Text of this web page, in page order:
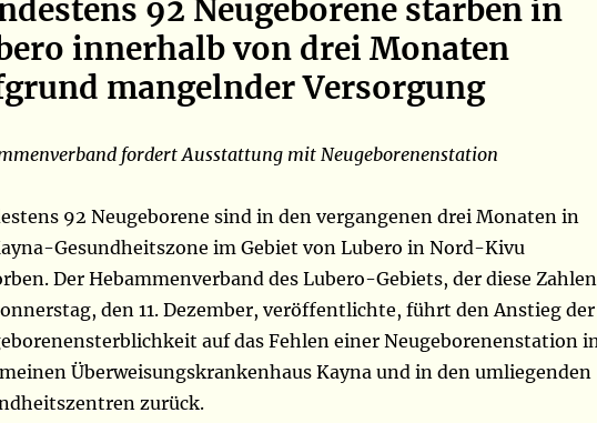
92 Neugeborene starben in
innerhalb von drei Monaten
mangelnder Versorgung
fordert Ausstattung mit Neugeborenenstation
92 Neugeborene sind in den vergangenen drei Monaten in
Gesundheitszone im Gebiet von Lubero in Nord-Kivu
Der Hebammenverband des Lubero-Gebiets, der diese Zahlen
den 11. Dezember, veröffentlichte, führt den Anstieg der
auf das Fehlen einer Neugeborenenstation
Überweisungskrankenhaus Kayna und in den umliegenden
zurück.